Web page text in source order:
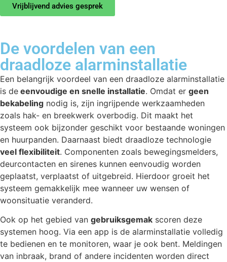
Vrijblijvend advies gesprek
De voordelen van een
draadloze alarminstallatie
Een belangrijk voordeel van een draadloze alarminstallatie
is de eenvoudige en snelle installatie. Omdat er geen
bekabeling nodig is, zijn ingrijpende werkzaamheden
zoals hak- en breekwerk overbodig. Dit maakt het
systeem ook bijzonder geschikt voor bestaande woningen
en huurpanden. Daarnaast biedt draadloze technologie
veel flexibiliteit. Componenten zoals bewegingsmelders,
deurcontacten en sirenes kunnen eenvoudig worden
geplaatst, verplaatst of uitgebreid. Hierdoor groeit het
systeem gemakkelijk mee wanneer uw wensen of
woonsituatie veranderd.
Ook op het gebied van gebruiksgemak scoren deze
systemen hoog. Via een app is de alarminstallatie volledig
te bedienen en te monitoren, waar je ook bent. Meldingen
van inbraak, brand of andere incidenten worden direct